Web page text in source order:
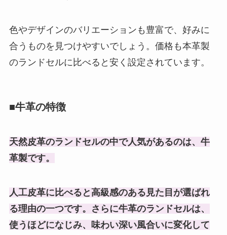
色やデザインのバリエーションも豊富で、好みに
合うものを見つけやすいでしょう。価格も本革製
のランドセルに比べると安く設定されています。
■牛革の特徴
天然皮革のランドセルの中で人気があるのは、牛
革製です。
人工皮革に比べると高級感のある見た目が選ばれ
る理由の一つです。
さらに牛革のランドセルは、
使うほどになじみ、味わい深い風合いに変化して